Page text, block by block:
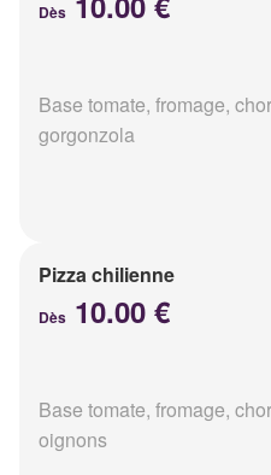
Dès
Base tomate, fromage,
gorgonzola
Pizza chilienne
Dès 10.00 €
Base tomate, fromage,
oignons